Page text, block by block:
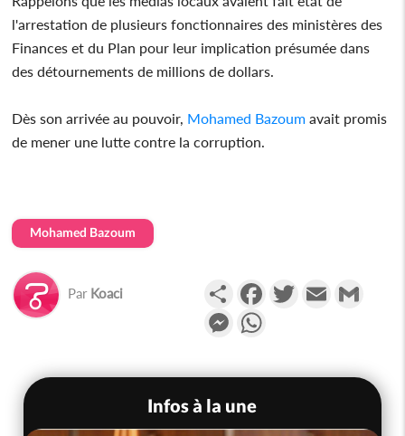
l'arrestation de plusieurs fonctionnaires des ministères des
Finances et du Plan pour leur implication présumée dans
des détournements de millions de dollars.
Dès son arrivée au pouvoir, Mohamed Bazoum avait promis
de mener une lutte contre la corruption.
Mohamed Bazoum
Par Koaci PartagerFacebookTwitterEmail
Messenger
Infos à la une